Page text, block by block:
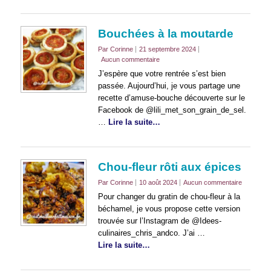
Bouchées à la moutarde
Par Corinne
21 septembre 2024
Aucun commentaire
J’espère que votre rentrée s’est bien
passée. Aujourd’hui, je vous partage une
recette d’amuse-bouche découverte sur le
Facebook de @lili_met_son_grain_de_sel.
… Lire la suite…
Chou-fleur rôti aux épices
Par Corinne 10 août 2024 Aucun commentaire
Pour changer du gratin de chou-fleur à la
béchamel, je vous propose cette version
trouvée sur l’Instagram de @Idees-
culinaires_chris_andco. J’ai …
Lire la suite…